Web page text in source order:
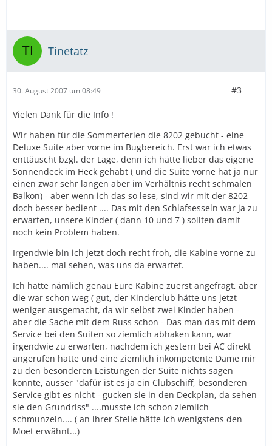
Tinetatz
30. August 2007 um 08:49 #3
Vielen Dank für die Info !
Wir haben für die Sommerferien die 8202 gebucht - eine
Deluxe Suite aber vorne im Bugbereich. Erst war ich etwas
enttäuscht bzgl. der Lage, denn ich hätte lieber das eigene
Sonnendeck im Heck gehabt ( und die Suite vorne hat ja nur
einen zwar sehr langen aber im Verhältnis recht schmalen
Balkon) - aber wenn ich das so lese, sind wir mit der 8202
doch besser bedient .... Das mit den Schlafsesseln war ja zu
erwarten, unsere Kinder ( dann 10 und 7 ) sollten damit
noch kein Problem haben.
Irgendwie bin ich jetzt doch recht froh, die Kabine vorne zu
haben.... mal sehen, was uns da erwartet.
Ich hatte nämlich genau Eure Kabine zuerst angefragt, aber
die war schon weg ( gut, der Kinderclub hätte uns jetzt
weniger ausgemacht, da wir selbst zwei Kinder haben -
aber die Sache mit dem Russ schon - Das man das mit dem
Service bei den Suiten so ziemlich abhaken kann, war
irgendwie zu erwarten, nachdem ich gestern bei AC direkt
angerufen hatte und eine ziemlich inkompetente Dame mir
zu den besonderen Leistungen der Suite nichts sagen
konnte, ausser "dafür ist es ja ein Clubschiff, besonderen
Service gibt es nicht - gucken sie in den Deckplan, da sehen
sie den Grundriss" ....musste ich schon ziemlich
schmunzeln.... ( an ihrer Stelle hätte ich wenigstens den
Moet erwähnt...)